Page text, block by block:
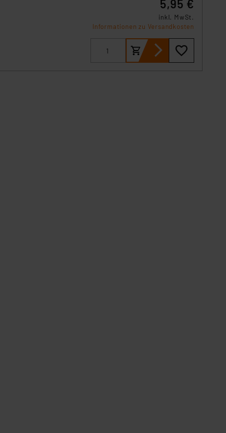
5,95 €
inkl. MwSt.
Informationen zu Versandkosten